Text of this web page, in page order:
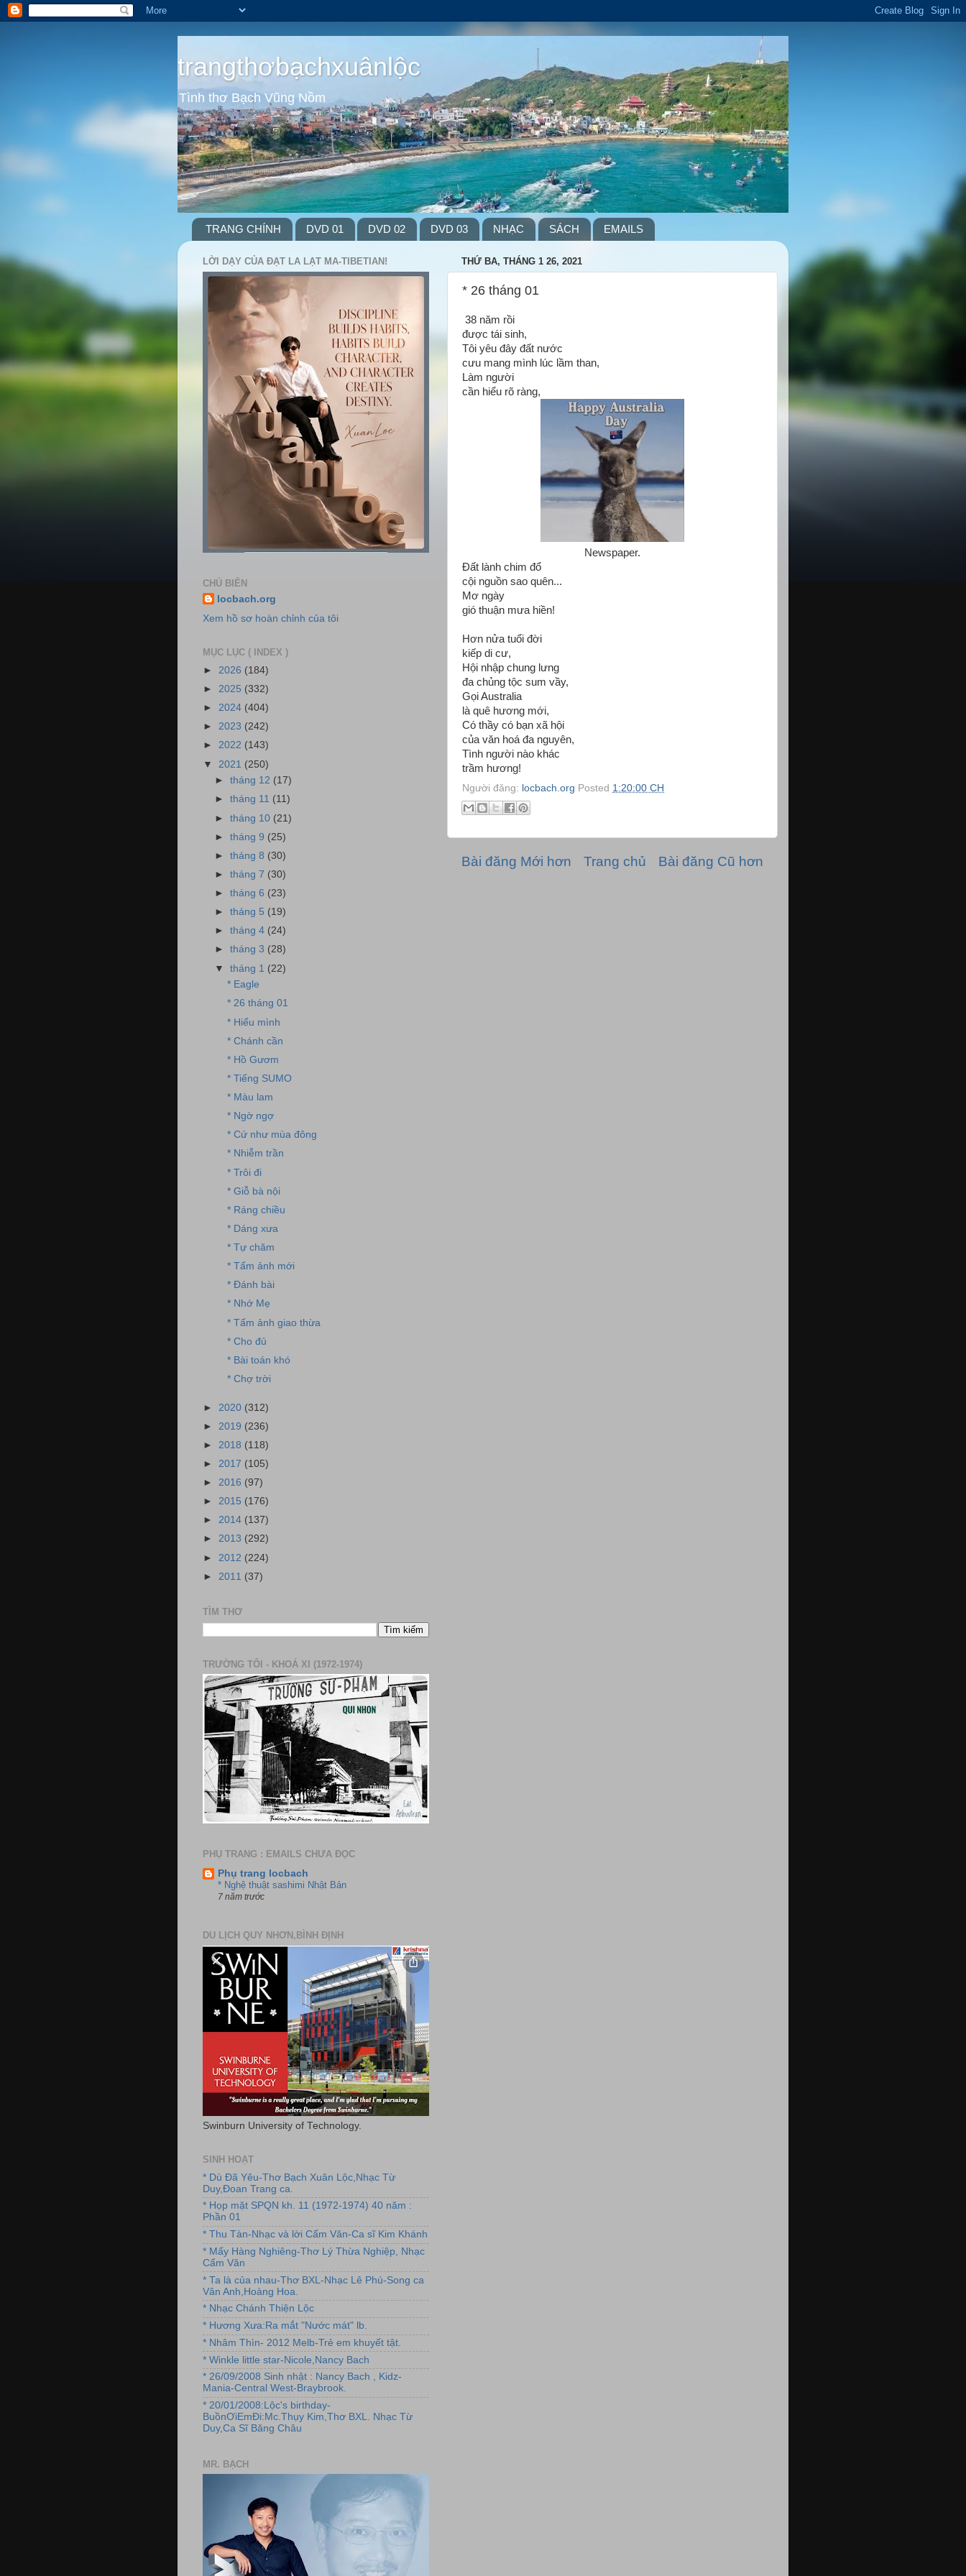
trangthơbạchxuânlộc
Tình thơ Bạch Vũng Nồm
TRANG CHÍNH DVD 01 DVD 02 DVD 03 NHẠC SÁCH EMAILS
THỨ BA, THÁNG 1 26, 2021
* 26 tháng 01
38 năm rồi
được tái sinh,
Tôi yêu đây đất nước
cưu mang mình lúc lầm than,
Làm người
cần hiểu rõ ràng,
Newspaper.
Đất lành chim đổ
cội nguồn sao quên...
Mơ ngày
gió thuận mưa hiền!
Hơn nửa tuổi đời
kiếp di cư,
Hội nhập chung lưng
đa chủng tộc sum vầy,
Gọi Australia
là quê hương mới,
Có thầy có bạn xã hội
của văn hoá đa nguyên,
Tình người nào khác
trầm hương!
Người đăng: locbach.org Posted 1:20:00 CH
Bài đăng Mới hơn Bài đăng Cũ hơn
Trang chủ
LỜI DẠY CỦA ĐẠT LA LẠT MA-TIBETIAN!
CHỦ BIÊN
locbach.org
Xem hồ sơ hoàn chỉnh của tôi
MỤC LỤC ( INDEX )
► 2026 (184)
► 2025 (332)
► 2024 (404)
► 2023 (242)
► 2022 (143)
▼ 2021 (250)
►tháng 12 (17)
►tháng 11 (11)
►tháng 10 (21)
►tháng 9 (25)
►tháng 8 (30)
►tháng 7 (30)
►tháng 6 (23)
►tháng 5 (19)
►tháng 4 (24)
►tháng 3 (28)
▼tháng 1 (22)
* Eagle
* 26 tháng 01
* Hiểu mình
* Chánh cần
* Hồ Gươm
* Tiếng SUMO
* Màu lam
* Ngờ ngợ
* Cứ như mùa đông
* Nhiễm trần
* Trôi đi
* Giỗ bà nội
* Ráng chiều
* Dáng xưa
* Tự chăm
* Tấm ảnh mới
* Đánh bài
* Nhớ Mẹ
* Tấm ảnh giao thừa
* Cho đủ
* Bài toán khó
* Chợ trời
► 2020 (312)
► 2019 (236)
► 2018 (118)
► 2017 (105)
► 2016 (97)
► 2015 (176)
► 2014 (137)
► 2013 (292)
► 2012 (224)
► 2011 (37)
TÌM THƠ
TRƯỜNG TÔI - KHOÁ XI (1972-1974)
PHỤ TRANG : EMAILS CHƯA ĐỌC
Phụ trang locbach
* Nghệ thuật sashimi Nhật Bản
7 năm trước
DU LỊCH QUY NHƠN,BÌNH ĐỊNH
Swinburn University of Technology.
SINH HOẠT
* Dù Đã Yêu-Thơ Bạch Xuân Lộc,Nhạc Từ
Duy,Đoan Trang ca.
* Họp mặt SPQN kh. 11 (1972-1974) 40 năm :
Phần 01
* Thu Tàn-Nhạc và lời Cẩm Văn-Ca sĩ Kim Khánh
* Mấy Hàng Nghiêng-Thơ Lý Thừa Nghiệp, Nhạc
Cẩm Văn
* Ta là của nhau-Thơ BXL-Nhạc Lê Phú-Song ca
Vân Anh,Hoàng Hoa.
* Nhạc Chánh Thiện Lộc
* Hương Xưa:Ra mắt "Nước mát" lb.
* Nhâm Thìn- 2012 Melb-Trẻ em khuyết tật.
* Winkle little star-Nicole,Nancy Bach
* 26/09/2008 Sinh nhật : Nancy Bach , Kidz-
Mania-Central West-Braybrook.
* 20/01/2008:Lộc's birthday-
BuồnƠiEmĐi:Mc.Thụy Kim,Thơ BXL. Nhạc Từ
Duy,Ca Sĩ Băng Châu
MR. BẠCH